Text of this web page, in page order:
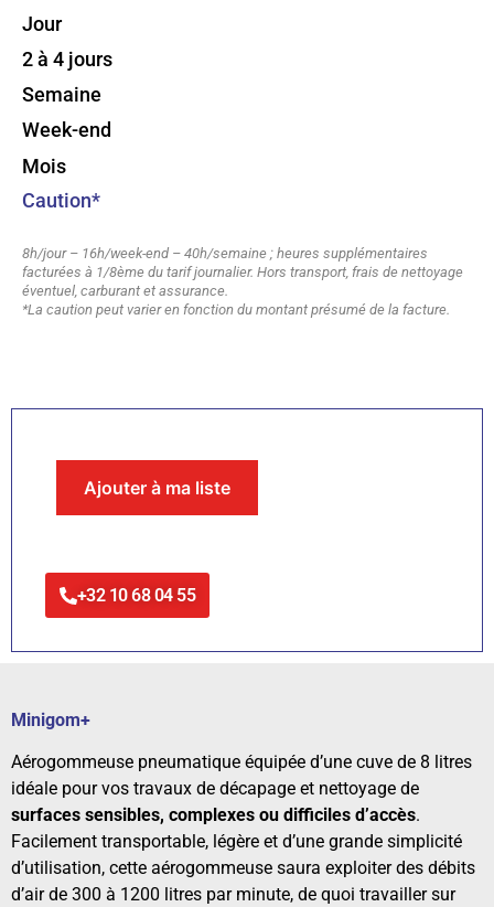
Jour
2 à 4 jours
Semaine
Week-end
Mois
Caution*
8h/jour – 16h/week-end – 40h/semaine ; heures supplémentaires
facturées à 1/8ème du tarif journalier. Hors transport, frais de nettoyage
éventuel, carburant et assurance.
*La caution peut varier en fonction du montant présumé de la facture.
Ajouter à ma liste
+32 10 68 04 55
Minigom+
Aérogommeuse pneumatique équipée d’une cuve de 8 litres
idéale pour vos travaux de décapage et nettoyage de
surfaces sensibles, complexes ou difficiles d’accès.
Facilement transportable, légère et d’une grande simplicité
d’utilisation, cette aérogommeuse saura exploiter des débits
d’air de 300 à 1200 litres par minute, de quoi travailler sur